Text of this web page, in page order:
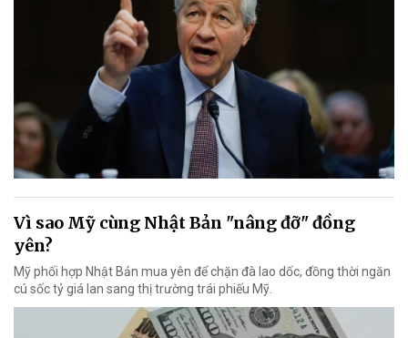
Vì sao Mỹ cùng Nhật Bản "nâng đỡ" đồng
yên?
Mỹ phối hợp Nhật Bản mua yên để chặn đà lao dốc, đồng thời ngăn
cú sốc tỷ giá lan sang thị trường trái phiếu Mỹ.